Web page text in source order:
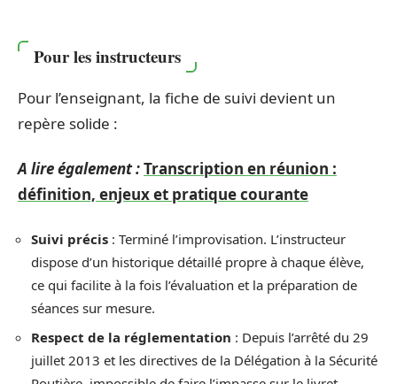
Pour les instructeurs
Pour l’enseignant, la fiche de suivi devient un
repère solide :
A lire également :Transcription en réunion :
définition, enjeux et pratique courante
Suivi précis : Terminé l’improvisation. L’instructeur
dispose d’un historique détaillé propre à chaque élève,
ce qui facilite à la fois l’évaluation et la préparation de
séances sur mesure.
Respect de la réglementation : Depuis l’arrêté du 29
juillet 2013 et les directives de la Délégation à la Sécurité